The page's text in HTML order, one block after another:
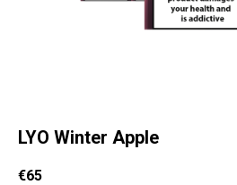
LYO Winter Apple
€65